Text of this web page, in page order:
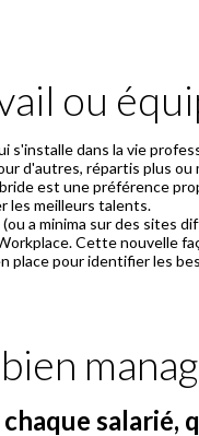
ou
dans la vie
d'autres, répartis plus
est une préférence
les meilleurs talents.
a minima sur des sites
Cette nouvelle
salarié,